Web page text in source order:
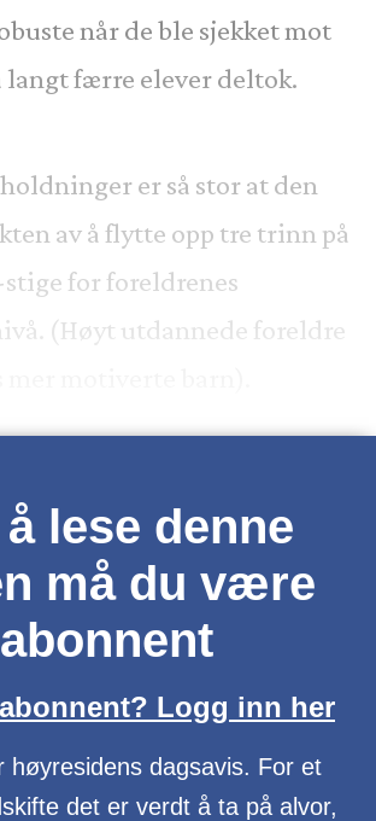
når de ble sjekket mot
langt færre elever deltok.
er så stor at den
av å flytte opp tre trinn på
for foreldrenes
(Høyt utdannede foreldre
lese denne
må du være
abonnent
Logg inn her
høyresidens dagsavis. For et
det er verdt å ta på alvor,